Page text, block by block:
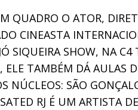
QUADRO O ATOR,
CINEASTA
SIQUEIRA SHOW, NA
TAMBÉM DÁ AULAS
NÚCLEOS: SÃO
RJ É UM ARTISTA